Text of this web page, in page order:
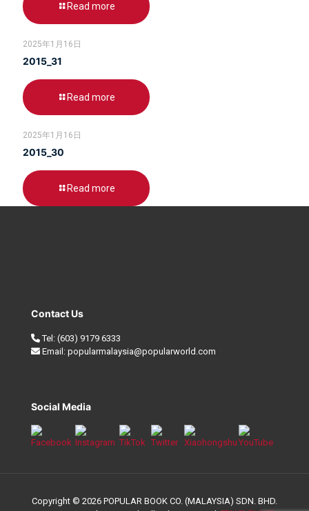
Read more
2025年1月16日
2015_31
Read more
2025年1月16日
2015_30
Read more
Contact Us
Tel: (603) 9179 6333
Email: popularmalaysia@popularworld.com
Social Media
Copyright © 2026 POPULAR BOOK CO. (MALAYSIA) SDN. BHD.